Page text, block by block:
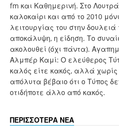
fm και Καθημερινή. Στο
καλοκαίρι και από το 2010
λειτουργίας του στην
αποκάλυψη, η είδηση. Το
ακολουθεί (όχι πάντα).
Αλμπέρ Καμί: Ο ελεύθερος
καλός είτε κακός, αλλά χωρίς
απόλυτα βέβαιο ότι ο Τύπος
οτιδήποτε άλλο από κακός.
ΠΕΡΙΣΣΟΤΕΡΑ ΝΕΑ